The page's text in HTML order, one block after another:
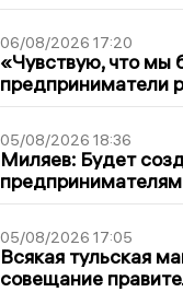
06/08/2026 17:20
«Чувствую, что мы
предприниматели
05/08/2026 18:36
Миляев: Будет
05/08/2026 17:05
Всякая тульская
совещание